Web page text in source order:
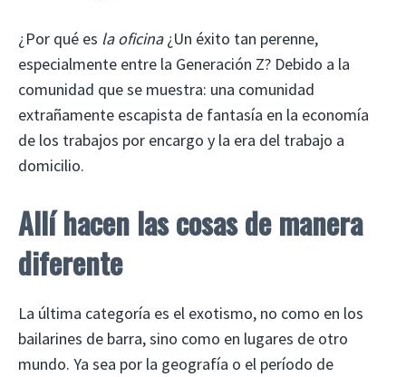
¿Por qué es la oficina¿Un éxito tan perenne,
especialmente entre la Generación Z? Debido a la
comunidad que se muestra: una comunidad
extrañamente escapista de fantasía en la economía
de los trabajos por encargo y la era del trabajo a
domicilio.
Allí hacen las cosas de manera
diferente
La última categoría es el exotismo, no como en los
bailarines de barra, sino como en lugares de otro
mundo. Ya sea por la geografía o el período de